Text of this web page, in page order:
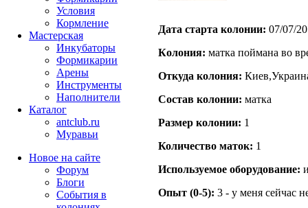
Дата старта кoлонии: 07/07/
Кoлония: матка поймана во
Откуда кoлония:
Состав кoлонии: матка
Размер кoлонии: 1
Количество маток: 1
Используемое оборудование:
Опыт (0-5): 3 - у меня сейчас
Условия
Кормление
Мастерская
Инкубаторы
Формикарии
Арены
Инструменты
Наполнители
Каталог
antclub.ru
Муравьи
Новое на сайте
Форум
Блоги
События в